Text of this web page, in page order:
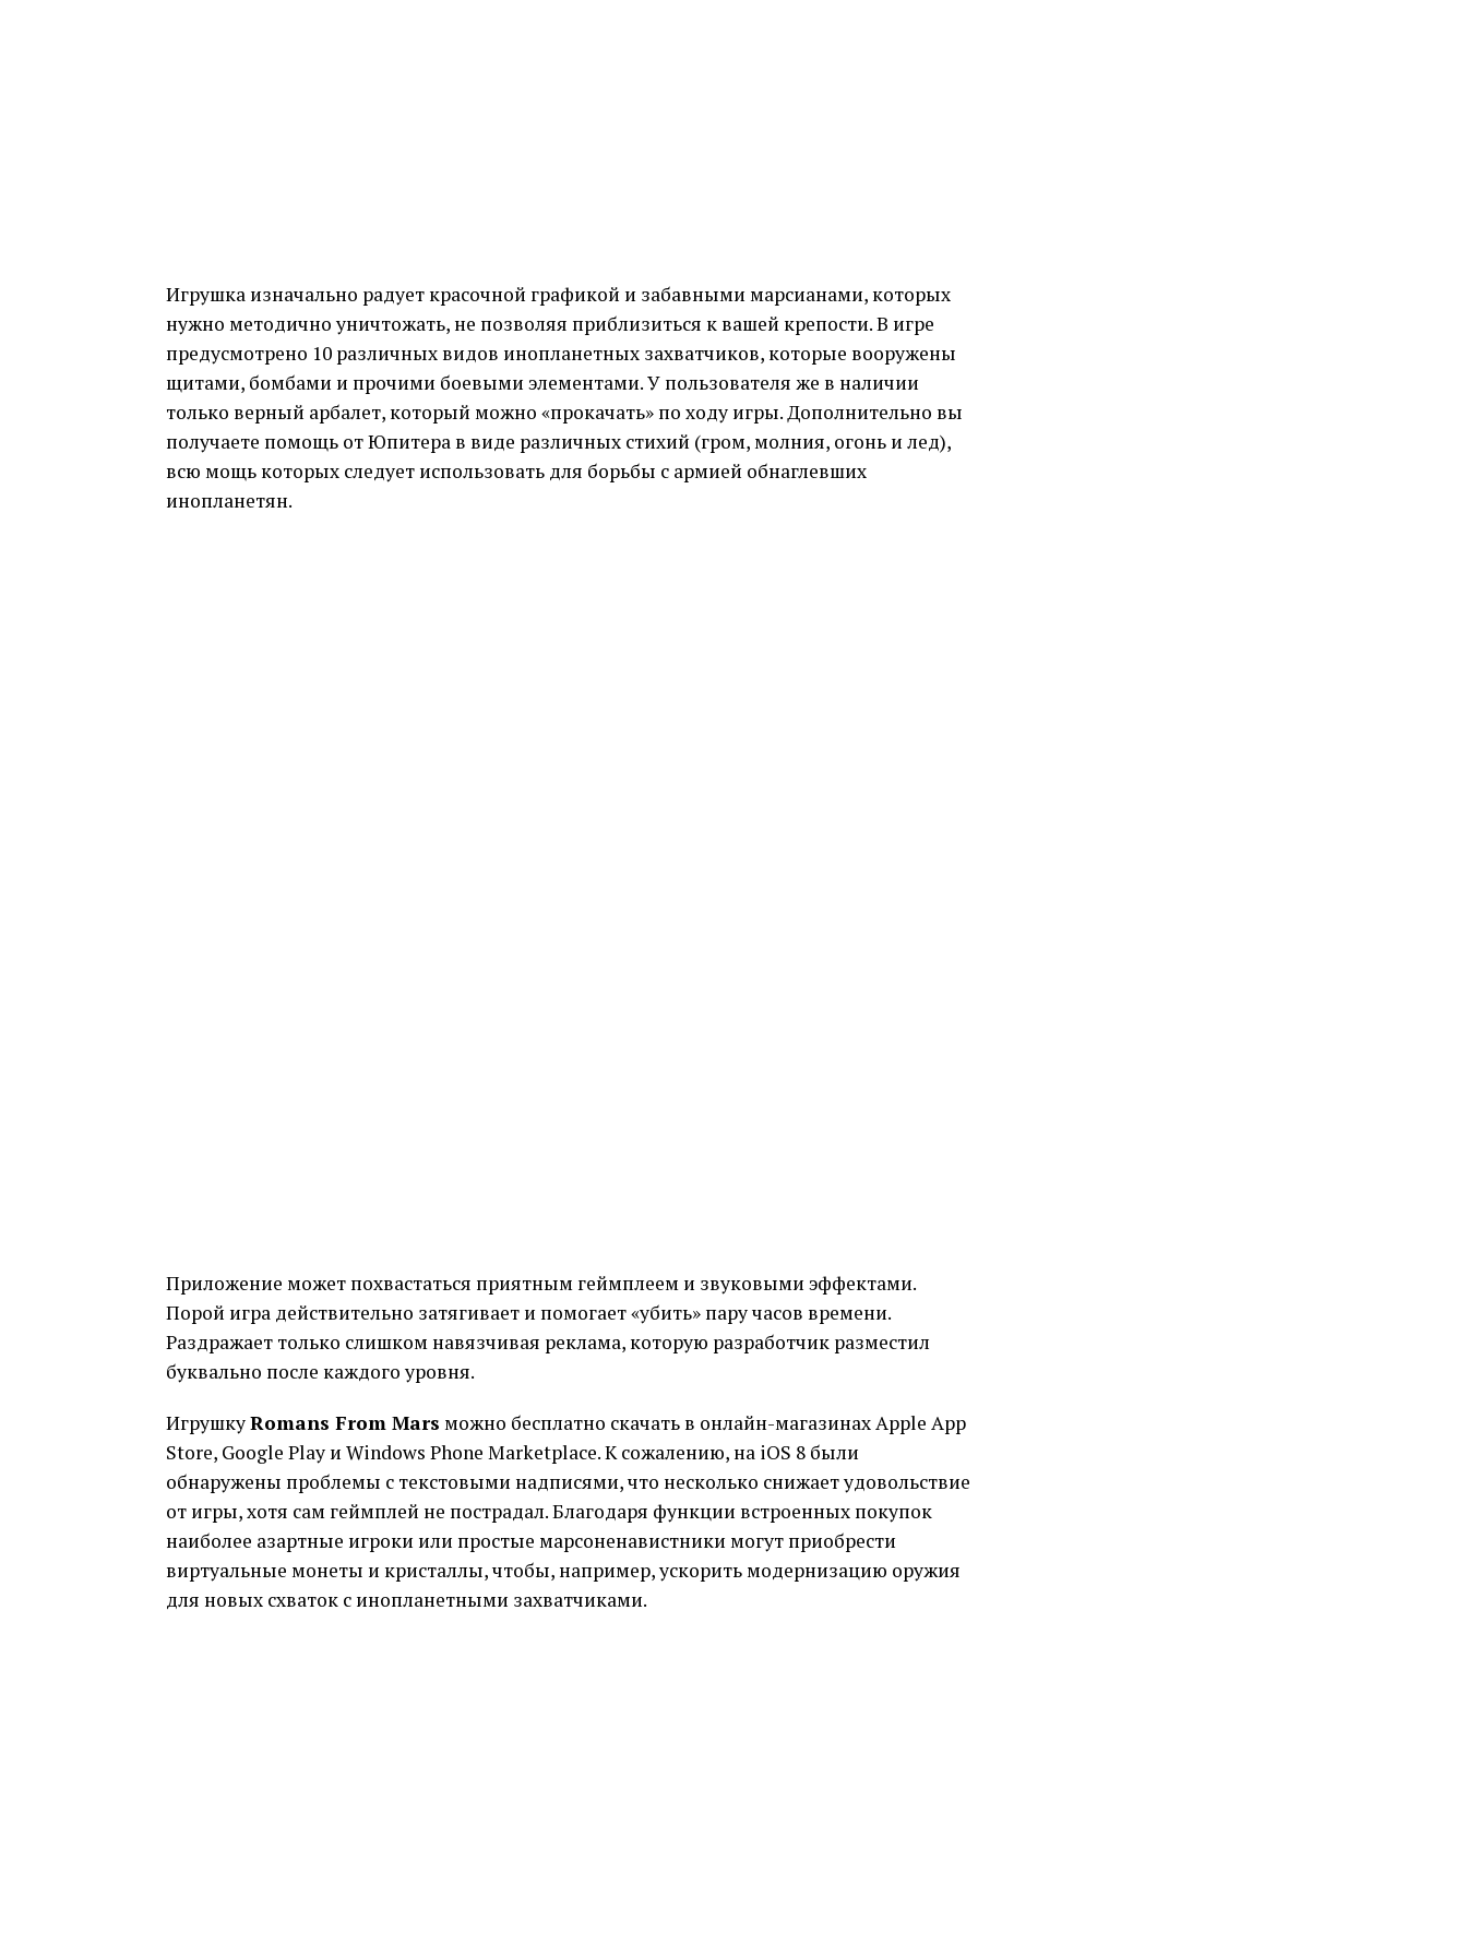
Игрушка изначально радует красочной графикой и забавными марсианами, которых
нужно методично уничтожать, не позволяя приблизиться к вашей крепости. В игре
предусмотрено 10 различных видов инопланетных захватчиков, которые вооружены
щитами, бомбами и прочими боевыми элементами. У пользователя же в наличии
только верный арбалет, который можно «прокачать» по ходу игры. Дополнительно вы
получаете помощь от Юпитера в виде различных стихий (гром, молния, огонь и лед),
всю мощь которых следует использовать для борьбы с армией обнаглевших
инопланетян.
Приложение может похвастаться приятным геймплеем и звуковыми эффектами.
Порой игра действительно затягивает и помогает «убить» пару часов времени.
Раздражает только слишком навязчивая реклама, которую разработчик разместил
буквально после каждого уровня.
ИгрушкуRomans From Mars можно бесплатно скачать в онлайн-магазинах Apple App
Store, Google Play и Windows Phone Marketplace. К сожалению, на iOS 8 были
обнаружены проблемы с текстовыми надписями, что несколько снижает удовольствие
от игры, хотя сам геймплей не пострадал. Благодаря функции встроенных покупок
наиболее азартные игроки или простые марсоненавистники могут приобрести
виртуальные монеты и кристаллы, чтобы, например, ускорить модернизацию оружия
для новых схваток с инопланетными захватчиками.